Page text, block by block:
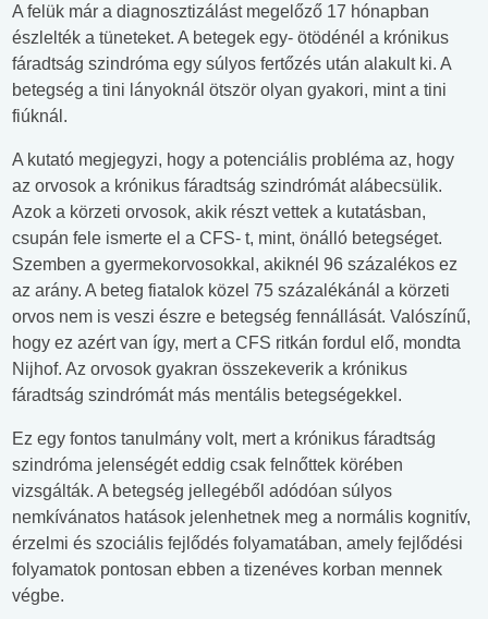
A felük már a diagnosztizálást megelőző 17 hónapban
észlelték a tüneteket. A betegek egy- ötödénél a krónikus
fáradtság szindróma egy súlyos fertőzés után alakult ki. A
betegség a tini lányoknál ötször olyan gyakori, mint a tini
fiúknál.
A kutató megjegyzi, hogy a potenciális probléma az, hogy
az orvosok a krónikus fáradtság szindrómát alábecsülik.
Azok a körzeti orvosok, akik részt vettek a kutatásban,
csupán fele ismerte el a CFS- t, mint, önálló betegséget.
Szemben a gyermekorvosokkal, akiknél 96 százalékos ez
az arány. A beteg fiatalok közel 75 százalékánál a körzeti
orvos nem is veszi észre e betegség fennállását. Valószínű,
hogy ez azért van így, mert a CFS ritkán fordul elő, mondta
Nijhof. Az orvosok gyakran összekeverik a krónikus
fáradtság szindrómát más mentális betegségekkel.
Ez egy fontos tanulmány volt, mert a krónikus fáradtság
szindróma jelenségét eddig csak felnőttek körében
vizsgálták. A betegség jellegéből adódóan súlyos
nemkívánatos hatások jelenhetnek meg a normális kognitív,
érzelmi és szociális fejlődés folyamatában, amely fejlődési
folyamatok pontosan ebben a tizenéves korban mennek
végbe.